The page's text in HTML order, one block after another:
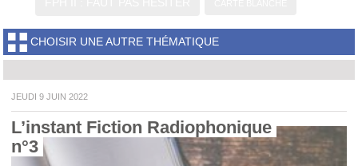
CHOISIR UNE AUTRE THÉMATIQUE
JEUDI 9 JUIN 2022
L’instant Fiction Radiophonique
n°3